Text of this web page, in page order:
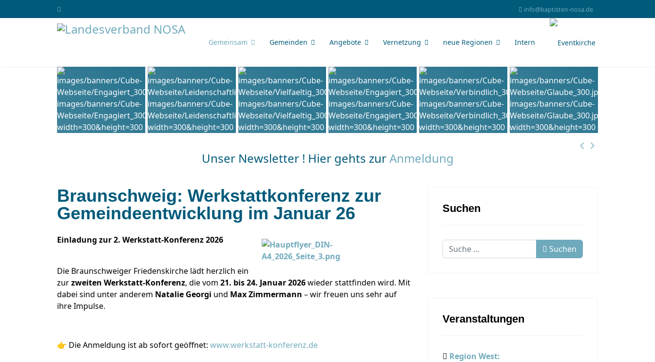
info@baptisten-nosa.de
Gemeinsam Gemeinden Angebote Vernetzung neue Regionen Intern
Unser Newsletter ! Hier gehts zurAnmeldung
Braunschweig: Werkstattkonferenz zur
Gemeindeentwicklung im Januar 26
Einladung zur 2. Werkstatt-Konferenz 2026
Die Braunschweiger Friedenskirche lädt herzlich ein
zurzweiten Werkstatt-Konferenz, die vom 21. bis 24. Januar 2026wieder stattfinden wird. Mit
dabei sind unter anderem Natalie Georgi und Max Zimmermann – wir freuen uns sehr auf
ihre Impulse.
👉 Die Anmeldung ist ab sofort geöffnet: www.werkstatt-konferenz.de
Suchen
Suchen Suchen
Veranstaltungen
Region West: